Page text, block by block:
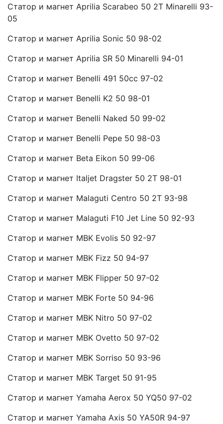
Статор и магнет Aprilia Scarabeo 50 2T Minarelli 93-
05
Статор и магнет Aprilia Sonic 50 98-02
Статор и магнет Aprilia SR 50 Minarelli 94-01
Статор и магнет Benelli 491 50cc 97-02
Статор и магнет Benelli K2 50 98-01
Статор и магнет Benelli Naked 50 99-02
Статор и магнет Benelli Pepe 50 98-03
Статор и магнет Beta Eikon 50 99-06
Статор и магнет Italjet Dragster 50 2T 98-01
Статор и магнет Malaguti Centro 50 2T 93-98
Статор и магнет Malaguti F10 Jet Line 50 92-93
Статор и магнет MBK Evolis 50 92-97
Статор и магнет MBK Fizz 50 94-97
Статор и магнет MBK Flipper 50 97-02
Статор и магнет MBK Forte 50 94-96
Статор и магнет MBK Nitro 50 97-02
Статор и магнет MBK Ovetto 50 97-02
Статор и магнет MBK Sorriso 50 93-96
Статор и магнет MBK Target 50 91-95
Статор и магнет Yamaha Aerox 50 YQ50 97-02
Статор и магнет Yamaha Axis 50 YA50R 94-97